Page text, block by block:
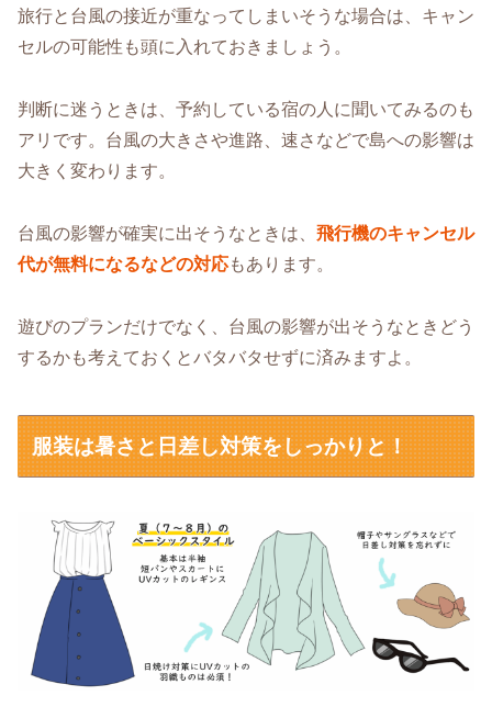
旅行と台風の接近が重なってしまいそうな場合は、キャン
セルの可能性も頭に入れておきましょう。
判断に迷うときは、予約している宿の人に聞いてみるのも
アリです。台風の大きさや進路、速さなどで島への影響は
大きく変わります。
台風の影響が確実に出そうなときは、 飛行機のキャンセル
代が無料になるなどの対応もあります。
遊びのプランだけでなく、台風の影響が出そうなときどう
するかも考えておくとバタバタせずに済みますよ。
服装は暑さと日差し対策をしっかりと！